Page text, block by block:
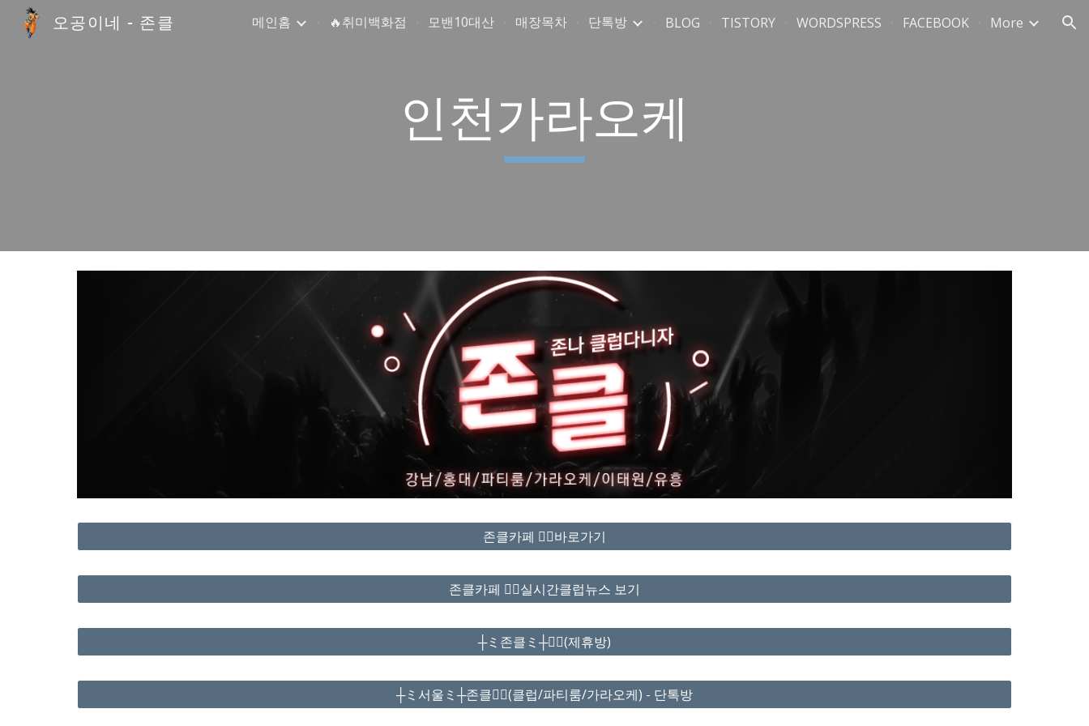
Skip to main content Skip to navigation
오공이네 - 존클 메인홈 🔥취미백화점 모밴10대산 매장목차 단톡방 BLOG TISTORY WORDSPRESS FACEBOOK More
인천가라오케
존클카페 ❤️‍🔥바로가기
존클카페 ❤️‍🔥실시간클럽뉴스 보기
┼ミ존클ミ┼❤️‍🔥(제휴방)
┼ミ서울ミ┼존클❤️‍🔥(클럽/파티룸/가라오케) - 단톡방